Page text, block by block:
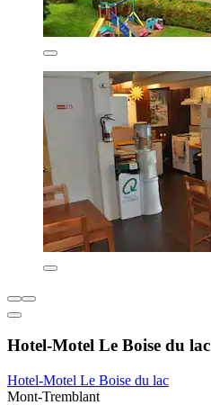
Hotel-Motel Le Boise du lac
Hotel-Motel Le Boise du lac
Mont-Tremblant